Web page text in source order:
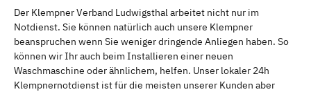
Der Klempner Verband Ludwigsthal arbeitet nicht nur im
Notdienst. Sie können natürlich auch unsere Klempner
beanspruchen wenn Sie weniger dringende Anliegen haben. So
können wir Ihr auch beim Installieren einer neuen
Waschmaschine oder ähnlichem, helfen. Unser lokaler 24h
Klempnernotdienst ist für die meisten unserer Kunden aber